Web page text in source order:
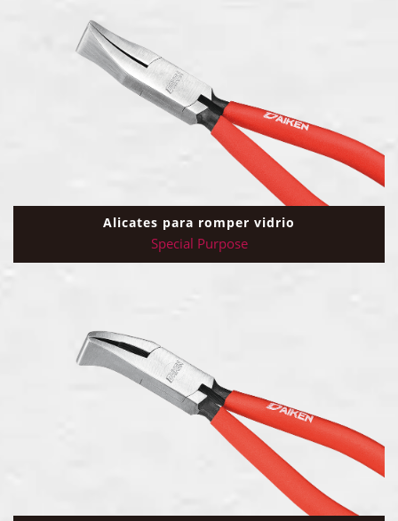
Alicates para romper vidrio
Special Purpose